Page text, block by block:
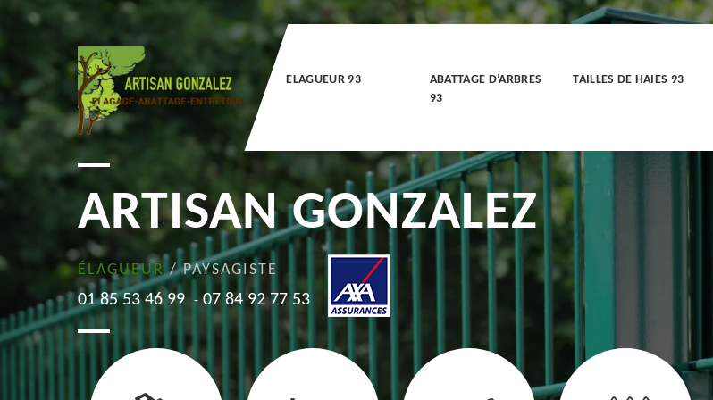
ELAGUEUR 93
ABATTAGE D’ARBRES
93
TAILLES DE HAIES 93
ARTISAN GONZALEZ
ÉLAGUEUR/ PAYSAGISTE
01 85 53 46 99 - 07 84 92 77 53